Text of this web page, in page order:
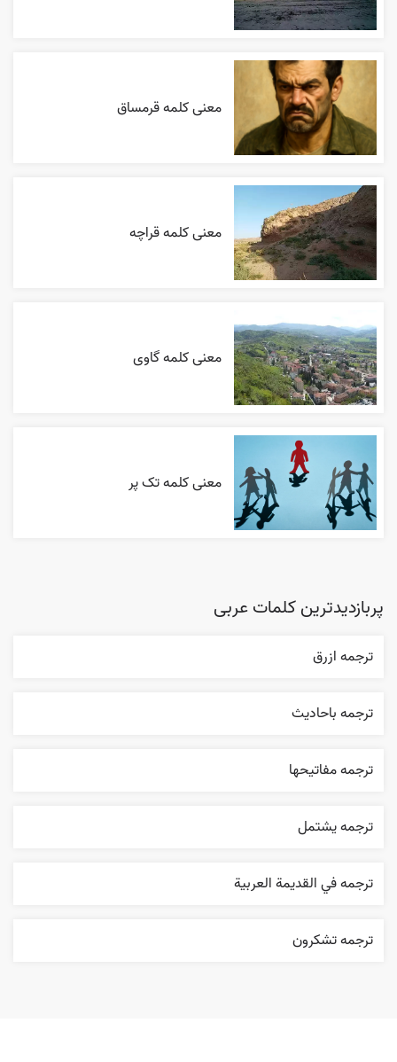
معنی کلمه قرمساق
معنی کلمه قراچه
معنی کلمه گاوی
معنی کلمه تک پر
پربازدیدترین کلمات عربی
ترجمه ازرق
ترجمه باحاديث
ترجمه مفاتيحها
ترجمه يشتمل
ترجمه في القديمة العربية
ترجمه تشکرون